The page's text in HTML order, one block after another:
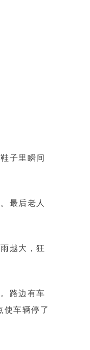
子里瞬间
最后老人
越大，狂
路边有车
使车辆停了